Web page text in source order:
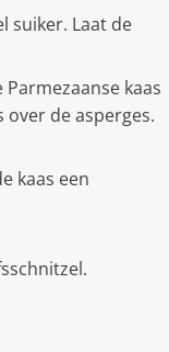
suiker. Laat de
kaas
over de asperges.
kaas een